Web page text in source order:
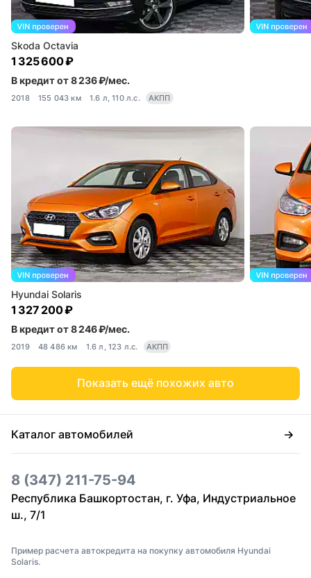
Skoda Octavia
1 325 600 ₽
В кредит от 8 236 ₽/мес.
2018 155 043 км 1.6 л, 110 л.с. АКПП
Hyundai Solaris
1 327 200 ₽
В кредит от 8 246 ₽/мес.
2019 48 486 км 1.6 л, 123 л.с. АКПП
Показать ещё похожих авто
Каталог автомобилей
8 (347) 211-75-94
Республика Башкортостан, г. Уфа, Индустриальное
ш., 7/1
Пример расчета автокредита на покупку автомобиля Hyundai
Solaris.